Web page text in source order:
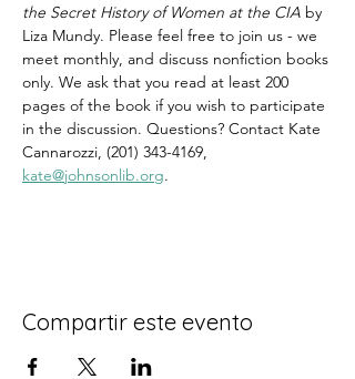
the Secret History of Women at the CIA by
Liza Mundy. Please feel free to join us - we
meet monthly, and discuss nonfiction books
only. We ask that you read at least 200
pages of the book if you wish to participate
in the discussion. Questions? Contact Kate
Cannarozzi, (201) 343-4169,
kate@johnsonlib.org.
Compartir este evento